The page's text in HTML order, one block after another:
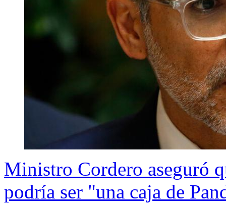
Ministro Cordero aseguró
podría ser "una caja de